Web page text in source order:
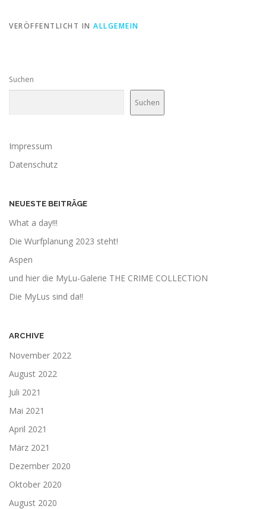
VERÖFFENTLICHT IN ALLGEMEIN
Suchen
Suchen
Impressum
Datenschutz
NEUESTE BEITRÄGE
What a day!!!
Die Wurfplanung 2023 steht!
Aspen
und hier die MyLu-Galerie THE CRIME COLLECTION
Die MyLus sind da!!
ARCHIVE
November 2022
August 2022
Juli 2021
Mai 2021
April 2021
März 2021
Dezember 2020
Oktober 2020
August 2020